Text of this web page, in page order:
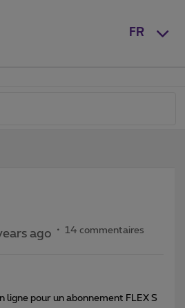
FR
ago 14 commentaires
ligne pour un abonnement FLEX S